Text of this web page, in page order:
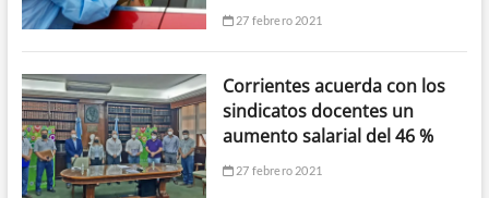
27 febrero 2021
Corrientes acuerda con los
sindicatos docentes un
aumento salarial del 46 %
27 febrero 2021